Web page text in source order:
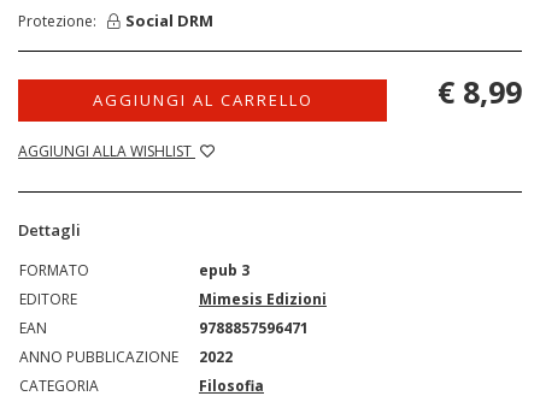
Protezione: Social DRM
AGGIUNGI AL CARRELLO
AGGIUNGI ALLA WISHLIST
€ 8,99
Dettagli
FORMATO
epub 3
EDITORE
Mimesis Edizioni
EAN
9788857596471
ANNO PUBBLICAZIONE
2022
CATEGORIA
Filosofia